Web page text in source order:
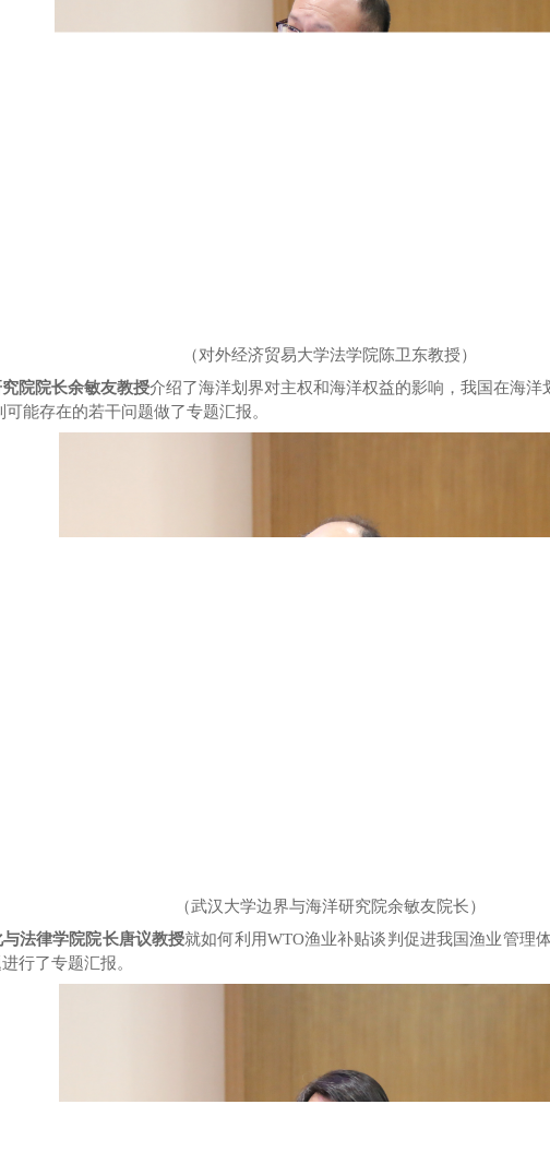
（对外经济贸易大学法学院陈卫东教授）
院院长余敏友教授介绍了海洋划界对主权和海洋权益的影响， 我国在海洋
可能存在的若干问题做了专题汇报。
（武汉大学边界与海洋研究院余敏友院长）
法律学院院长唐议教授就如何利用WTO渔业补贴谈判促进我国渔业管理
行了专题汇报。